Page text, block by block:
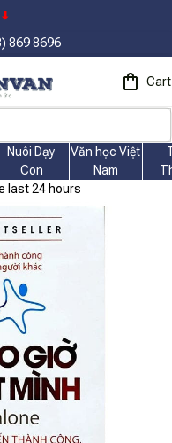
869 8696
Cart
Nuôi Dạy
Con
Văn học Việt
Nam
last 24 hours